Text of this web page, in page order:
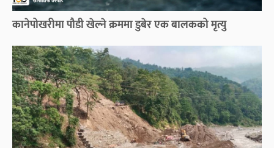
कानेपोखरीमा पौडी खेल्ने क्रममा डुबेर एक बालकको मृत्यु